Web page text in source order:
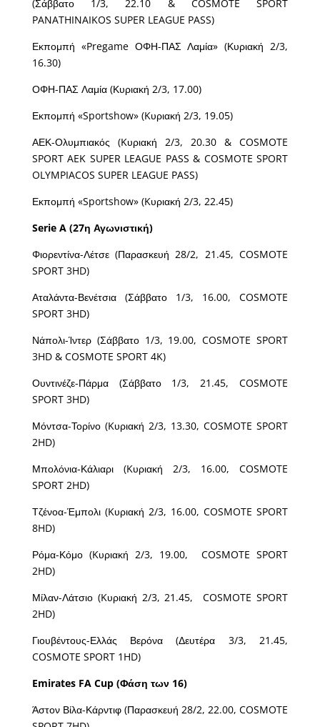
(Σάββατο 1/3, 22.10 & COSMOTE SPORT
PANATHINAIKOS SUPER LEAGUE PASS)
Εκπομπή «Pregame ΟΦΗ-ΠΑΣ Λαμία» (Κυριακή 2/3,
16.30)
ΟΦΗ-ΠΑΣ Λαμία (Κυριακή 2/3, 17.00)
Εκπομπή «Sportshow» (Kυριακή 2/3, 19.05)
ΑΕΚ-Ολυμπιακός (Kυριακή 2/3, 20.30 & COSMOTE
SPORT AEK SUPER LEAGUE PASS & COSMOTE SPORT
OLYMPIACOS SUPER LEAGUE PASS)
Εκπομπή «Sportshow» (Kυριακή 2/3, 22.45)
Serie A(27η Αγωνιστική)
Φιορεντίνα-Λέτσε (Παρασκευή 28/2, 21.45, COSMOTE
SPORT 3HD)
Αταλάντα-Βενέτσια (Σάββατο 1/3, 16.00, COSMOTE
SPORT 3HD)
Νάπολι-Ίντερ (Σάββατο 1/3, 19.00, COSMOTE SPORT
3HD & COSMOTE SPORT 4K)
Ουντινέζε-Πάρμα (Σάββατο 1/3, 21.45, COSMOTE
SPORT 3HD)
Μόντσα-Τορίνο (Kυριακή 2/3, 13.30, COSMOTE SPORT
2HD)
Μπολόνια-Κάλιαρι (Kυριακή 2/3, 16.00, COSMOTE
SPORT 2HD)
Τζένοα-Έμπολι (Kυριακή 2/3, 16.00, COSMOTE SPORT
8HD)
Ρόμα-Κόμο (Kυριακή 2/3, 19.00, COSMOTE SPORT
2HD)
Μίλαν-Λάτσιο (Kυριακή 2/3, 21.45, COSMOTE SPORT
2HD)
Γιουβέντους-Ελλάς Βερόνα (Δευτέρα 3/3, 21.45,
COSMOTE SPORT 1HD)
Emirates FA Cup (Φάση των 16)
Άστον Βίλα-Κάρντιφ (Παρασκευή 28/2, 22.00, COSMOTE